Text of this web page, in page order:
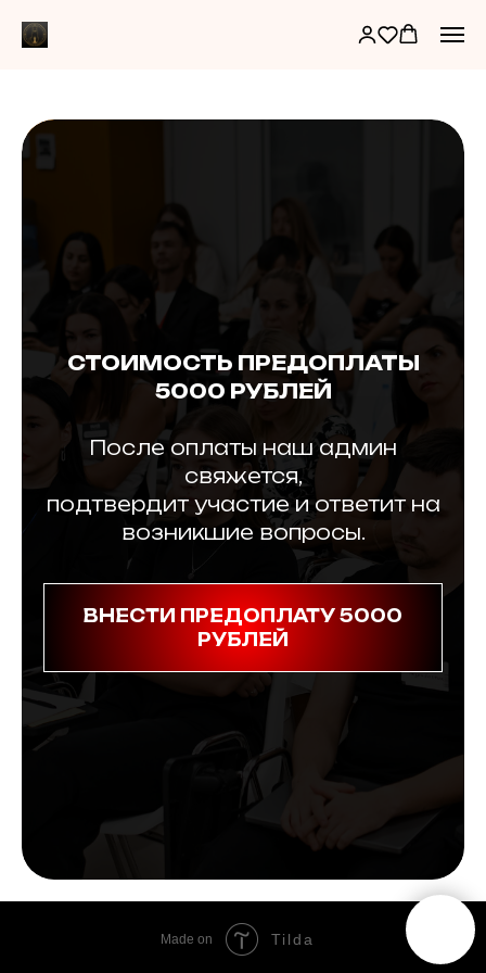
СТОИМОСТЬ ПРЕДОПЛАТЫ
5000 РУБЛЕЙ
После оплаты наш админ
свяжется,
подтвердит участие и ответит на
возникшие вопросы.
ВНЕСТИ ПРЕДОПЛАТУ 5000
РУБЛЕЙ
Made on Tilda